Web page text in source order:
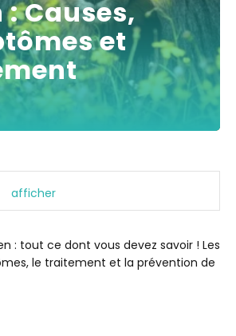
Causes,
et
afficher
pyodermite
la pyodermite
: tout ce dont vous devez savoir ! Les
le traitement et la prévention de